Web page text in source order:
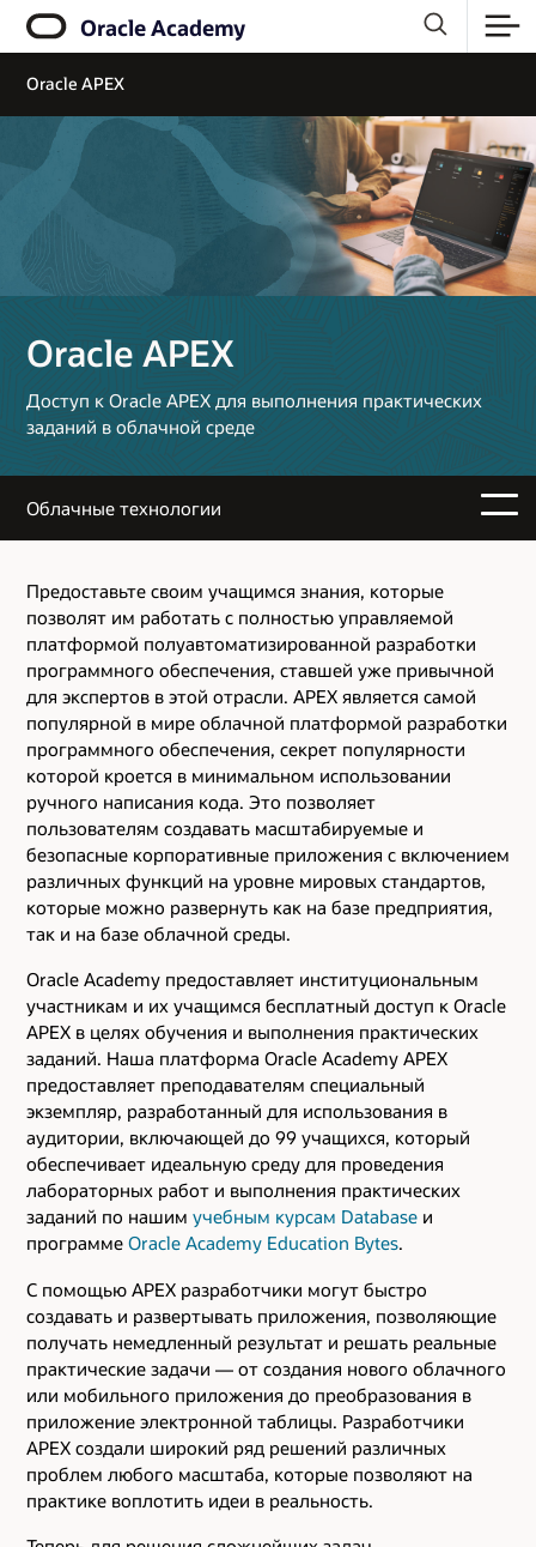
Oracle Academy
Oracle APEX
Доступ к Oracle APEX для выполнения практических
заданий в облачной среде
Oracle APEX
Облачные технологии
Предоставьте своим учащимся знания, которые
позволят им работать с полностью управляемой
платформой полуавтоматизированной разработки
программного обеспечения, ставшей уже привычной
для экспертов в этой отрасли. APEX является самой
популярной в мире облачной платформой разработки
программного обеспечения, секрет популярности
которой кроется в минимальном использовании
ручного написания кода. Это позволяет
пользователям создавать масштабируемые и
безопасные корпоративные приложения с включением
различных функций на уровне мировых стандартов,
которые можно развернуть как на базе предприятия,
так и на базе облачной среды.
Oracle Academy предоставляет институциональным
участникам и их учащимся бесплатный доступ к Oracle
APEX в целях обучения и выполнения практических
заданий. Наша платформа Oracle Academy APEX
предоставляет преподавателям специальный
экземпляр, разработанный для использования в
аудитории, включающей до 99 учащихся, который
обеспечивает идеальную среду для проведения
лабораторных работ и выполнения практических
заданий по нашим учебным курсам Database и
программе Oracle Academy Education Bytes.
С помощью APEX разработчики могут быстро
создавать и развертывать приложения, позволяющие
получать немедленный результат и решать реальные
практические задачи — от создания нового облачного
или мобильного приложения до преобразования в
приложение электронной таблицы. Разработчики
APEX создали широкий ряд решений различных
проблем любого масштаба, которые позволяют на
практике воплотить идеи в реальность.